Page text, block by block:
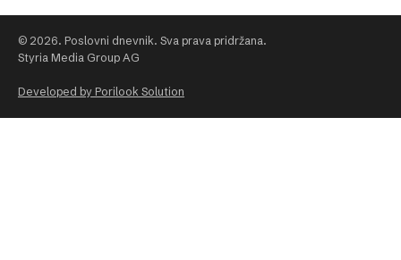
© 2026. Poslovni dnevnik. Sva prava pridržana.
Styria Media Group AG
Developed by Porilook Solution